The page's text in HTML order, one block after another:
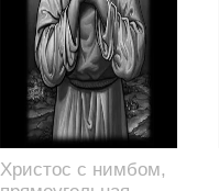
Христос с нимбом,